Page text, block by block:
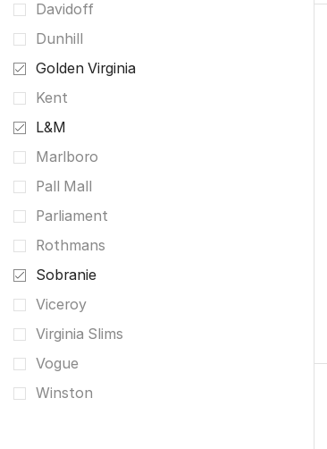
Davidoff
Dunhill
Golden Virginia
Kent
L&M
Marlboro
Pall Mall
Parliament
Rothmans
Sobranie
Viceroy
Virginia Slims
Vogue
Winston